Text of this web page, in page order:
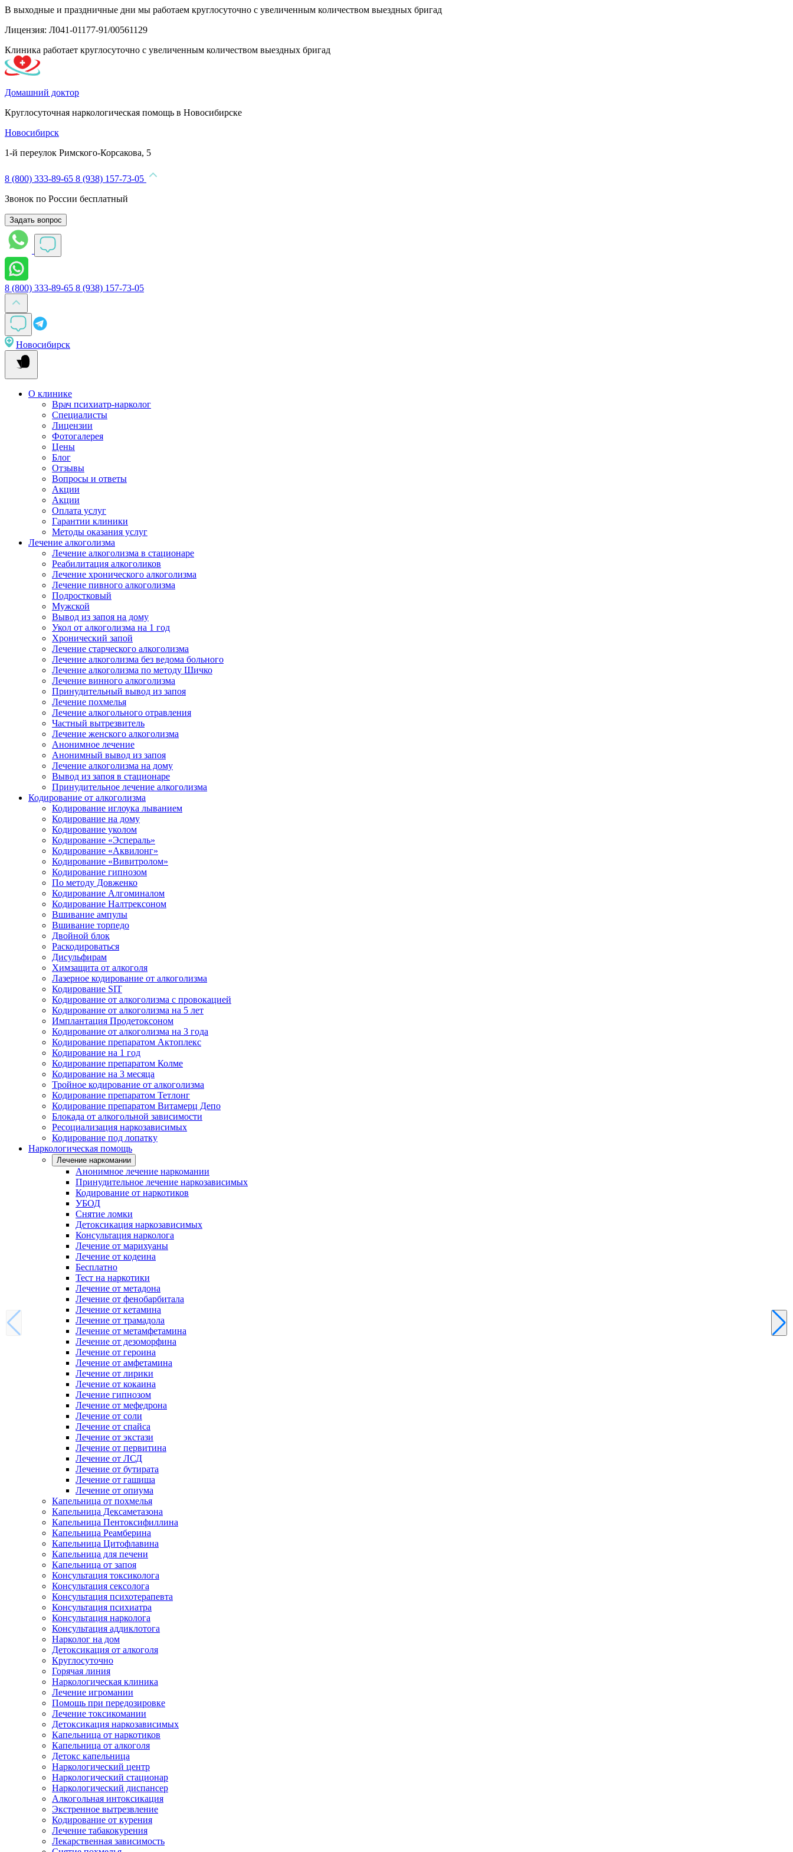
В выходные и праздничные дни мы работаем круглосуточно с увеличенным количеством выездных бригад
Лицензия: Л041-01177-91/00561129
Клиника работает круглосуточно с увеличенным количеством выездных бригад
Домашний доктор
Круглосуточная наркологическая помощь в Новосибирске
Новосибирск
1-й переулок Римского-Корсакова, 5
8 (800) 333-89-65 8 (938) 157-73-05
Звонок по России бесплатный
Задать вопрос
8 (800) 333-89-65 8 (938) 157-73-05
Новосибирск
О клинике
Врач психиатр-нарколог
Специалисты
Лицензии
Фотогалерея
Цены
Блог
Отзывы
Вопросы и ответы
Акции
Акции
Оплата услуг
Гарантии клиники
Методы оказания услуг
Лечение алкоголизма
Лечение алкоголизма в стационаре
Реабилитация алкоголиков
Лечение хронического алкоголизма
Лечение пивного алкоголизма
Подростковый
Мужской
Вывод из запоя на дому
Укол от алкоголизма на 1 год
Хронический запой
Лечение старческого алкоголизма
Лечение алкоголизма без ведома больного
Лечение алкоголизма по методу Шичко
Лечение винного алкоголизма
Принудительный вывод из запоя
Лечение похмелья
Лечение алкогольного отравления
Частный вытрезвитель
Лечение женского алкоголизма
Анонимное лечение
Анонимный вывод из запоя
Лечение алкоголизма на дому
Вывод из запоя в стационаре
Принудительное лечение алкоголизма
Кодирование от алкоголизма
Кодирование иглоука лыванием
Кодирование на дому
Кодирование уколом
Кодирование «Эспераль»
Кодирование «Аквилонг»
Кодирование «Вивитролом»
Кодирование гипнозом
По методу Довженко
Кодирование Алгоминалом
Кодирование Налтрексоном
Вшивание ампулы
Вшивание торпедо
Двойной блок
Раскодироваться
Дисульфирам
Химзащита от алкоголя
Лазерное кодирование от алкоголизма
Кодирование SIT
Кодирование от алкоголизма с провокацией
Кодирование от алкоголизма на 5 лет
Имплантация Продетоксоном
Кодирование от алкоголизма на 3 года
Кодирование препаратом Актоплекс
Кодирование на 1 год
Кодирование препаратом Колме
Кодирование на 3 месяца
Тройное кодирование от алкоголизма
Кодирование препаратом Тетлонг
Кодирование препаратом Витамерц Депо
Блокада от алкогольной зависимости
Ресоциализация наркозависимых
Кодирование под лопатку
Наркологическая помощь
Лечение наркомании
Анонимное лечение наркомании
Принудительное лечение наркозависимых
Кодирование от наркотиков
УБОД
Снятие ломки
Детоксикация наркозависимых
Консультация нарколога
Лечение от марихуаны
Лечение от кодеина
Бесплатно
Тест на наркотики
Лечение от метадона
Лечение от фенобарбитала
Лечение от кетамина
Лечение от трамадола
Лечение от метамфетамина
Лечение от дезоморфина
Лечение от героина
Лечение от амфетамина
Лечение от лирики
Лечение от кокаина
Лечение гипнозом
Лечение от мефедрона
Лечение от соли
Лечение от спайса
Лечение от экстази
Лечение от первитина
Лечение от ЛСД
Лечение от бутирата
Лечение от гашиша
Лечение от опиума
Капельница от похмелья
Капельница Дексаметазона
Капельница Пентоксифиллина
Капельница Реамберина
Капельница Цитофлавина
Капельница для печени
Капельница от запоя
Консультация токсиколога
Консультация сексолога
Консультация психотерапевта
Консультация психиатра
Консультация нарколога
Консультация аддиклотога
Нарколог на дом
Детоксикация от алкоголя
Круглосуточно
Горячая линия
Наркологическая клиника
Лечение игромании
Помощь при передозировке
Лечение токсикомании
Детоксикация наркозависимых
Капельница от наркотиков
Капельница от алкоголя
Детокс капельница
Наркологический центр
Наркологический стационар
Наркологический диспансер
Алкогольная интоксикация
Экстренное вытрезвление
Кодирование от курения
Лечение табакокурения
Лекарственная зависимость